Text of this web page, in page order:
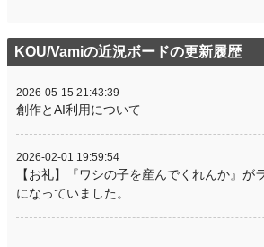
KOU/Vamiの近況ボードの更新履歴
2026-05-15 21:43:39
創作とAI利用について
2026-02-01 19:59:54
【お礼】『ワシの子を産んでくれんか』が
になっていました。